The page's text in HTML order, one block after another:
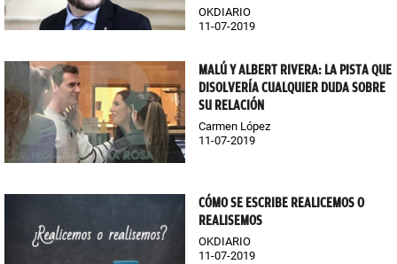
OKDIARIO
11-07-2019
MALÚ Y ALBERT RIVERA: LA PISTA QUE
DISOLVERÍA CUALQUIER DUDA SOBRE
SU RELACIÓN
Carmen López
11-07-2019
CÓMO SE ESCRIBE REALICEMOS O
REALISEMOS
OKDIARIO
11-07-2019